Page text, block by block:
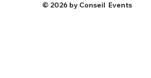
© 2026 by Conseil Events